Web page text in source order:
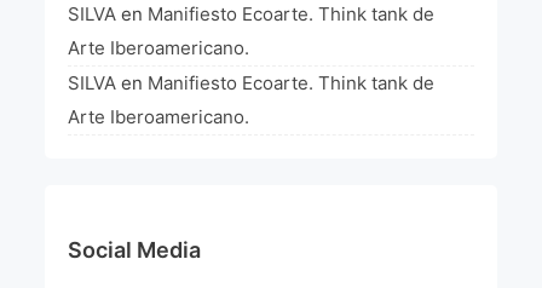
SILVA en Manifiesto Ecoarte. Think tank de
Arte Iberoamericano.
SILVA en Manifiesto Ecoarte. Think tank de
Arte Iberoamericano.
Social Media